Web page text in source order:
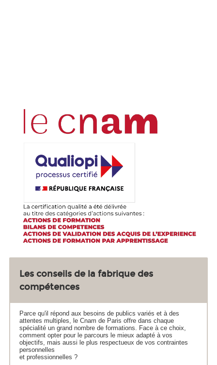
Les conseils de la fabrique des
compétences
Parce qu'il répond aux besoins de publics variés et à des
attentes multiples, le Cnam de Paris offre dans chaque
spécialité un grand nombre de formations. Face à ce choix,
comment opter pour le parcours le mieux adapté à vos
objectifs, mais aussi le plus respectueux de vos contraintes
personnelles
et professionnelles ?